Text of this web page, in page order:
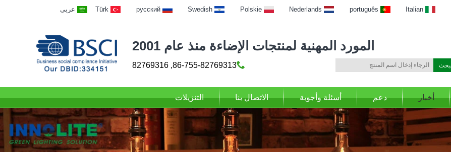
Italian
português
Nederlands
Polskie
Swedish
русский
Türk عربى
المورد المهنية لمنتجات الإضاءة منذ عام 2001
86-755-82769313, 82769316
أخبار دعم أسئلة وأجوبة الاتصال بنا التنزيلات